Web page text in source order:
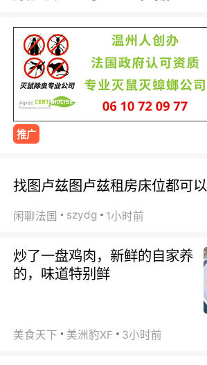
推广
找图卢兹图卢兹租房床位都可以
闲聊法国 szydg 1小时前
炒了一盘鸡肉，新鲜的自家养
的，味道特别鲜
美食天下 美洲豹XF 3小时前